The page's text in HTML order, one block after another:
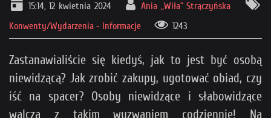
15:14, 12 kwietnia 2024
Ania „Wiła” Strączyńska
Konwenty/Wydarzenia - Informacje
1243
Zastanawialiście się kiedyś, jak to jest być osobą
niewidzącą? Jak zrobić zakupy, ugotować obiad, czy
iść na spacer? Osoby niewidzące i słabowidzące
walczą z takim wyzwaniem codziennie! Na